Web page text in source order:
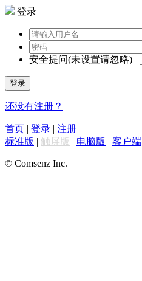
登录
安全提问(未设置请忽略)
登录
还没有注册？
首页 | 登录 | 注册
标准版 | 触屏版 | 电脑版 | 客户端
© Comsenz Inc.